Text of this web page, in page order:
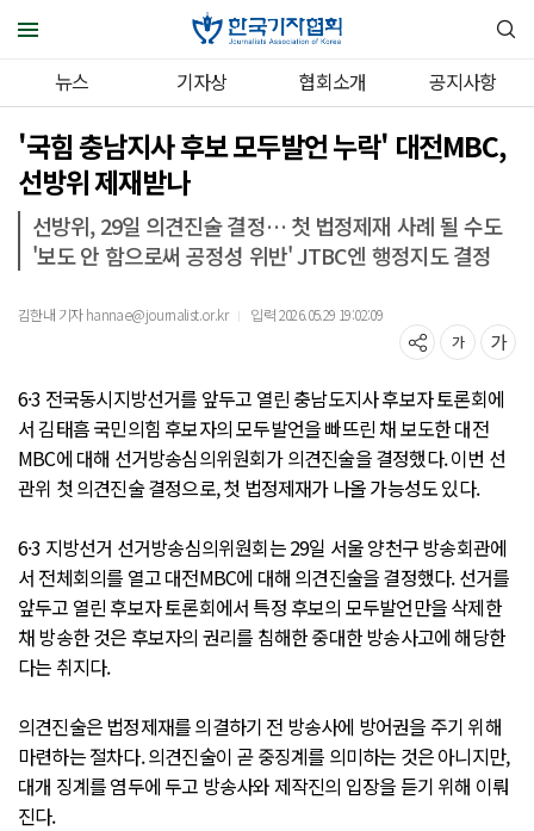
뉴스 기자상 협회소개 공지사항
'국힘 충남지사 후보 모두발언 누락' 대전MBC,
선방위 제재받나
선방위, 29일 의견진술 결정… 첫 법정제재 사례 될 수도
'보도 안 함으로써 공정성 위반' JTBC엔 행정지도 결정
김한내 기자 hannae@journalist.or.kr ｜ 입력 2026.05.29 19:02:09
6·3 전국동시지방선거를 앞두고 열린 충남도지사 후보자 토론회에
서 김태흠 국민의힘 후보자의 모두발언을 빠뜨린 채 보도한 대전
MBC에 대해 선거방송심의위원회가 의견진술을 결정했다. 이번 선
관위 첫 의견진술 결정으로, 첫 법정제재가 나올 가능성도 있다.
6·3 지방선거 선거방송심의위원회는 29일 서울 양천구 방송회관에
서 전체회의를 열고 대전MBC에 대해 의견진술을 결정했다. 선거를
앞두고 열린 후보자 토론회에서 특정 후보의 모두발언만을 삭제한
채 방송한 것은 후보자의 권리를 침해한 중대한 방송사고에 해당한
다는 취지다.
의견진술은 법정제재를 의결하기 전 방송사에 방어권을 주기 위해
마련하는 절차다. 의견진술이 곧 중징계를 의미하는 것은 아니지만,
대개 징계를 염두에 두고 방송사와 제작진의 입장을 듣기 위해 이뤄
진다.